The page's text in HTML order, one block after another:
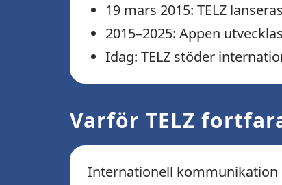
19 mars 2015: TELZ
2015–2025: Appen
Idag: TELZ stöder
Varför TELZ
Internationell kommunikation